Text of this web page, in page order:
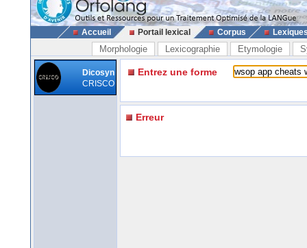
Accueil Portail lexical Corpus
Morphologie Lexicographie Etymologie
Dicosyn
CRISCO
Entrez une forme
Erreur